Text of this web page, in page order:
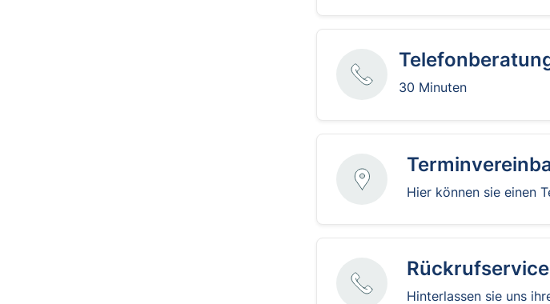
30 Minuten
Hier können sie einen
Rückrufservice
Hinterlassen sie uns